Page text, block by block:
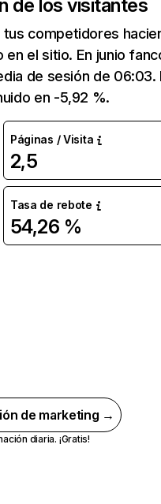
de los visitantes
competidores
el sitio. En junio
de sesión de 06:03.
en -5,92 %.
Páginas / Visita
2,5
Tasa de rebote
54,26 %
de marketing →
diaria. ¡Gratis!